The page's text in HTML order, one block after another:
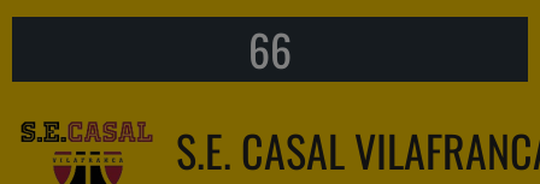
66
S.E. CASAL